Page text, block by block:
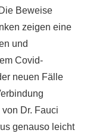
Beweise
zeigen eine
und
Covid-
neuen Fälle
Dr. Fauci
genauso leicht